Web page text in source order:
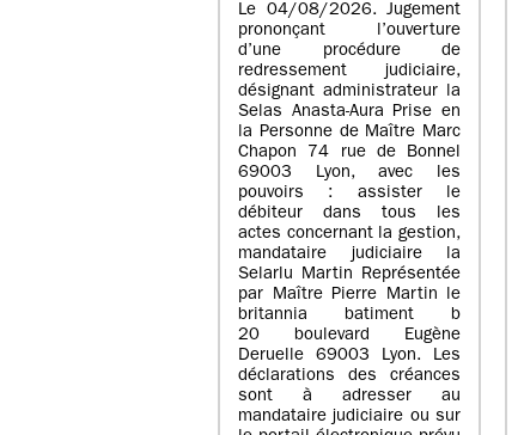
Le 04/08/2026. Jugement
prononçant l’ouverture
d’une procédure de
redressement judiciaire,
désignant administrateur la
Selas Anasta-Aura Prise en
la Personne de Maître Marc
Chapon 74 rue de Bonnel
69003 Lyon, avec les
pouvoirs : assister le
débiteur dans tous les
actes concernant la gestion,
mandataire judiciaire la
Selarlu Martin Représentée
par Maître Pierre Martin le
britannia batiment b
20 boulevard Eugène
Deruelle 69003 Lyon. Les
déclarations des créances
sont à adresser au
mandataire judiciaire ou sur